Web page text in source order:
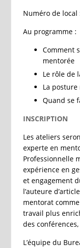
Numéro de local
Au programme :
Comment
mentorée
Le rôle de
La
Quand se
INSCRIPTION
Les ateliers
experte en
Professionnelle
expérience en
et engagement
l’auteure
mentorat
travail plus
des
L’équipe du